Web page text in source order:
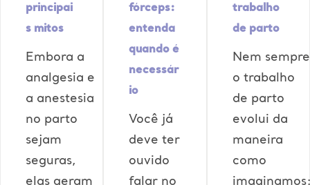
principai
s mitos
Embora a
analgesia e
a anestesia
no parto
sejam
seguras,
elas geram
fórceps:
entenda
quando é
necessár
io
Você já
deve ter
ouvido
falar no
trabalho
de parto
Nem sempre
o trabalho
de parto
evolui da
maneira
como